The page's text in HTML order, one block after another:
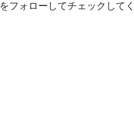
をフォローしてチェックしてく